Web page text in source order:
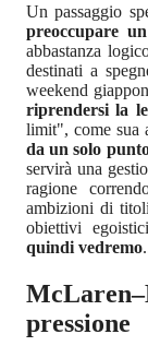
Un passaggio
preoccupare
abbastanza
destinati a
weekend
riprendersi la
limit", come sua
da un solo
servirà una
ragione
ambizioni di
obiettivi
quindi vedremo
pressione